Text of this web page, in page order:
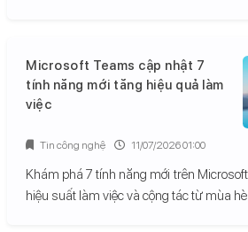
Microsoft Teams cập nhật 7
tính năng mới tăng hiệu quả làm
việc
Khám phá 7 tính năng mới trên
hiệu suất làm việc và cộng tác từ mùa
Tin công nghệ 11/07/2026 01:00